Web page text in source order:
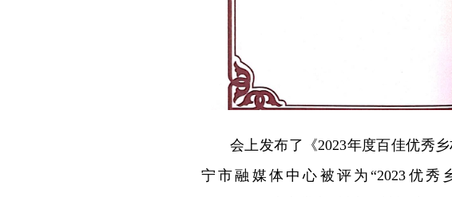
会上发布了《2023年度百佳优秀
宁市融媒体中心被评为“2023优